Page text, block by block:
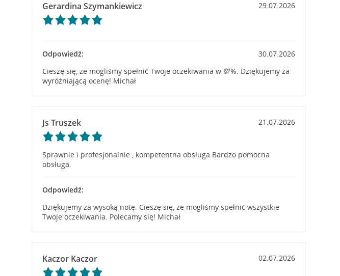
Gerardina Szymankiewicz 29.07.2026
Odpowiedź:
30.07.2026
Cieszę się, że mogliśmy spełnić Twoje oczekiwania w 💯%. Dziękujemy za
wyróżniającą ocenę! Michał
Js Truszek 21.07.2026
Sprawnie i profesjonalnie , kompetentna obsługa.Bardzo pomocna
obsługa.
Odpowiedź:
Dziękujemy za wysoką notę. Cieszę się, że mogliśmy spełnić wszystkie
Twoje oczekiwania. Polecamy się! Michał
Kaczor Kaczor 02.07.2026